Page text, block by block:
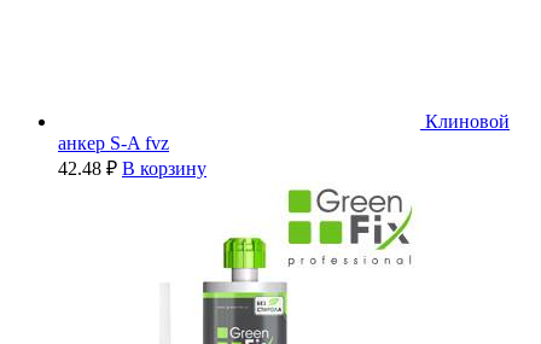
Клиновой
анкер S-A fvz
42.48 ₽ В корзину